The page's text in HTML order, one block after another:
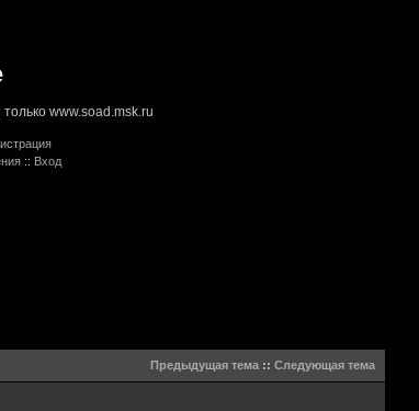
www.soad.msk.ru
:: Вход
Предыдущая тема:: Следующая тема